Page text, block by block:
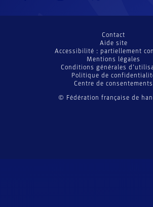
© Fédération française de
Contact
Aide site
Accessibilité : partiellement
Mentions légales
Conditions générales
Politique de
Centre de consentements